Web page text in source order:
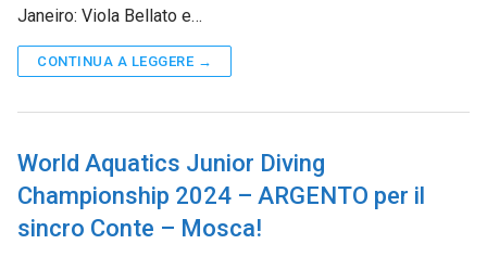
Janeiro: Viola Bellato e…
CONTINUA A LEGGERE →
World Aquatics Junior Diving
Championship 2024 – ARGENTO per il
sincro Conte – Mosca!